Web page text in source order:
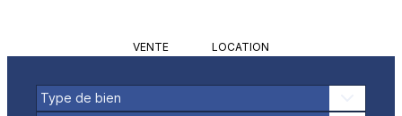
VENTE LOCATION
Type de bien